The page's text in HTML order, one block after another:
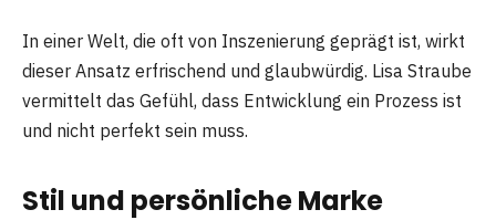
In einer Welt, die oft von Inszenierung geprägt ist, wirkt
dieser Ansatz erfrischend und glaubwürdig. Lisa Straube
vermittelt das Gefühl, dass Entwicklung ein Prozess ist
und nicht perfekt sein muss.
Stil und persönliche Marke